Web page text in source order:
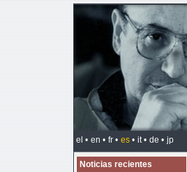
el • en • fr • es • it • de • jp
Noticias recientes